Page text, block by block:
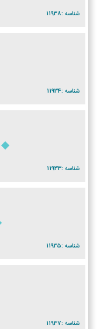
شناسه :11938
شناسه :11934
شناسه :11933
شناسه :11935
شناسه :11937